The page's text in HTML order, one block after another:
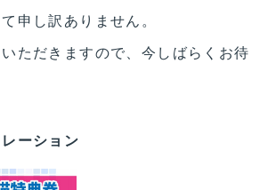
申し訳ありません。
ただきますので、今しばらくお待
ーション